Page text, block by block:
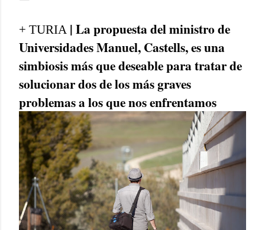
+ TURIA | La propuesta del ministro de
Universidades Manuel, Castells, es una
simbiosis más que deseable para tratar de
solucionar dos de los más graves
problemas a los que nos enfrentamos